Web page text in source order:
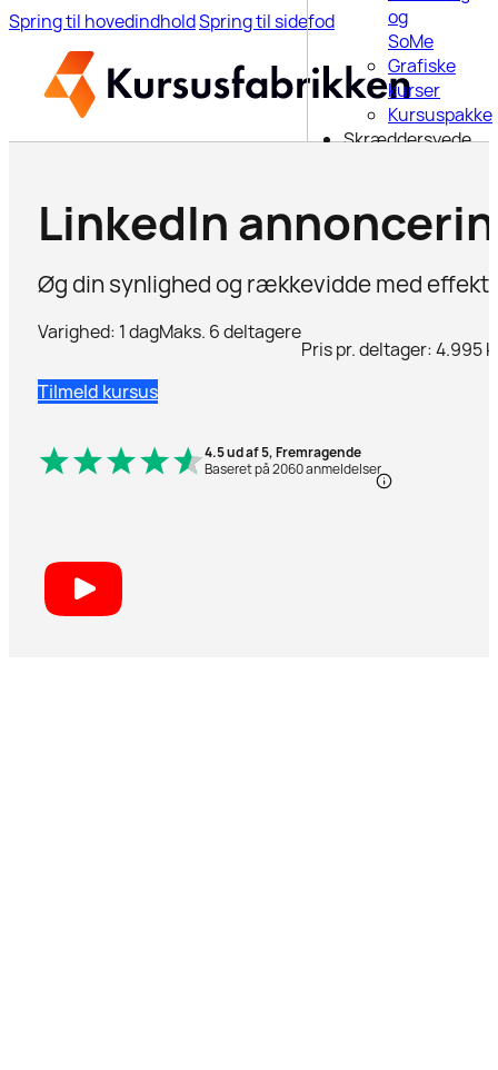
Spring til hovedindholdSpring til sidefod
og
SoMe
Grafiske
kurser
Kursuspakke
Skræddersyede
uddannelse
Webinar
Om os
LinkedIn
Øg din synlighed og rækkevidde med
Varighed: 1 dagMaks. 6 deltagere
Pris pr. deltager: 4.995
Tilmeld kursus
4.5 ud af 5, Fremragende
Baseret på 2060 anmeldelser